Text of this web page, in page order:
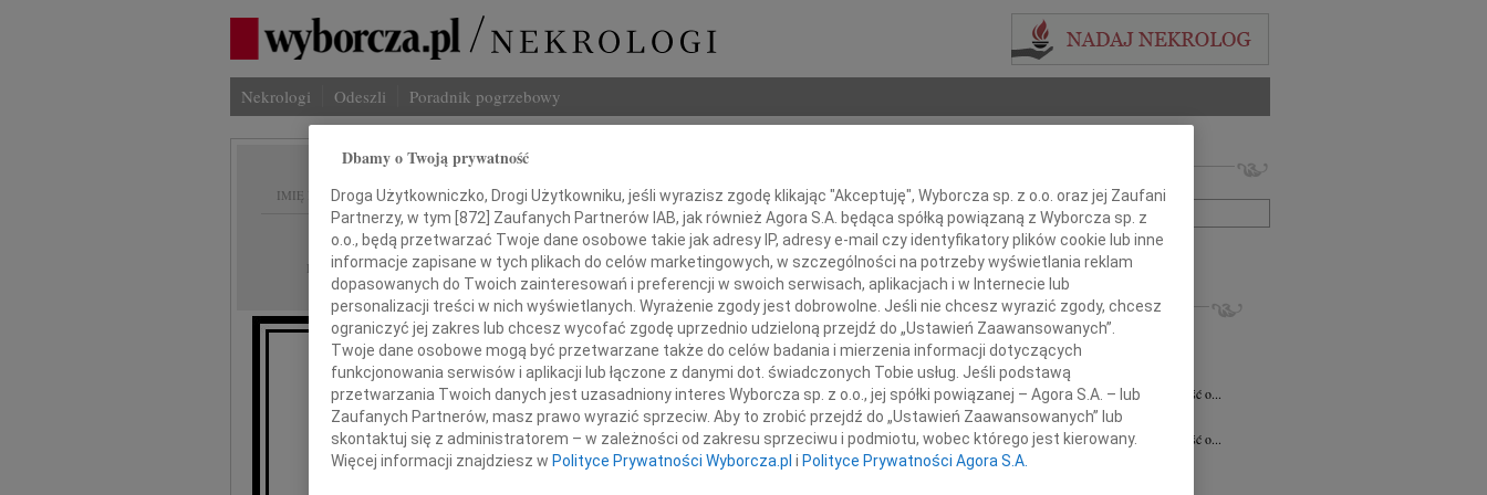
Nekrologi Odeszli Poradnik pogrzebowy
IMIĘ I NAZWISKO:
REGION: Białystok
DATA EMISJI: 04.09.2009
Szczere wyrazy żalu i współczucia
Pani
Marii Owerczuk
Imię i nazwisko lub numer ogłoszenia:
+ szukanie zaawansowane
INNE NEKROLOGI
22.07.2026Białystok
Pani notariusz Halinie Dorocie Agaciak...
Paweł Niemyjski 06.07.2026
Z głębokim smutkiem przyjęliśmy wiadomość o...
Jerzy Kulesza23.06.2026 Białystok
Z głębokim smutkiem przyjęliśmy wiadomość o...
22.06.2026Białystok
Dbamy o Twoją prywatność
Droga Użytkowniczko, Drogi Użytkowniku, jeśli wyrazisz zgodę klikając "Akceptuję", Wyborcza sp. z o.o. oraz jej Zaufani
Partnerzy, w tym [ 872 ] Zaufanych Partnerów IAB, jak również Agora S.A. będąca spółką powiązaną z Wyborcza sp. z
o.o., będą przetwarzać Twoje dane osobowe takie jak adresy IP, adresy e-mail czy identyfikatory plików cookie lub inne
informacje zapisane w tych plikach do celów marketingowych, w szczególności na potrzeby wyświetlania reklam
dopasowanych do Twoich zainteresowań i preferencji w swoich serwisach, aplikacjach i w Internecie lub
personalizacji treści w nich wyświetlanych. Wyrażenie zgody jest dobrowolne. Jeśli nie chcesz wyrazić zgody, chcesz
ograniczyć jej zakres lub chcesz wycofać zgodę uprzednio udzieloną przejdź do „Ustawień Zaawansowanych”.
Twoje dane osobowe mogą być przetwarzane także do celów badania i mierzenia informacji dotyczących
funkcjonowania serwisów i aplikacji lub łączone z danymi dot. świadczonych Tobie usług. Jeśli podstawą
przetwarzania Twoich danych jest uzasadniony interes Wyborcza sp. z o.o., jej spółki powiązanej – Agora S.A. – lub
Zaufanych Partnerów, masz prawo wyrazić sprzeciw. Aby to zrobić przejdź do „Ustawień Zaawansowanych” lub
skontaktuj się z administratorem – w zależności od zakresu sprzeciwu i podmiotu, wobec którego jest kierowany.
Więcej informacji znajdziesz w Polityce Prywatności Wyborcza.pl i Polityce Prywatności Agora S.A.